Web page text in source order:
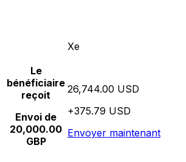
Xe
Le
bénéficiaire
reçoit
Envoi de
20,000.00
GBP
26,744.00 USD
+375.79 USD
Envoyer maintenant